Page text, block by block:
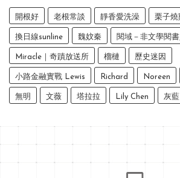
開根好 老根常談 靜香愛洗澡 栗子燒
換日線sunline 魏妏秦 閱域－非文學閱書
Miracle｜奇蹟放送所 榴槤 歷史迷因
小路金融實戰 Lewis Richard Noreen
無明 文薇 塔拉拉 Lily Chen 灰藍